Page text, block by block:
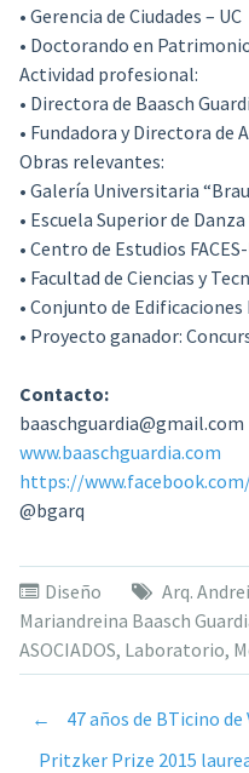
• Gerencia de Ciudades – UC
• Doctorando en
Actividad profesional:
• Directora de Baasch
• Fundadora y Directora de
Obras relevantes:
• Galería Universitaria
• Escuela Superior de
• Centro de Estudios
• Facultad de Ciencias y
• Conjunto de Edificaciones
• Proyecto ganador:
Contacto:
baaschguardia@gmail.com
www.baaschguardia.com
https://
@bgarq
Diseño Arq.
Mariandreina Baasch
ASOCIADOS, Laboratorio,
Post
←
47 años de BTicino de
Pritzker Prize 2015